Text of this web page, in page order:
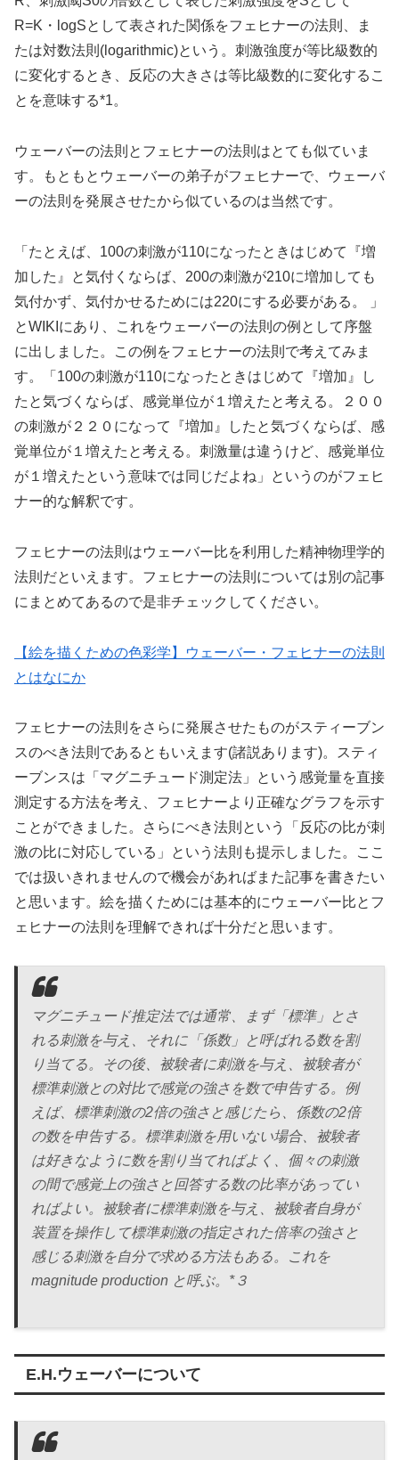
R=K・logSとして表された関係をフェヒナーの法則、ま
たは対数法則(logarithmic)という。刺激強度が等比級数的
に変化するとき、反応の大きさは等比級数的に変化するこ
とを意味する*1。
ウェーバーの法則とフェヒナーの法則はとても似ていま
す。もともとウェーバーの弟子がフェヒナーで、ウェーバ
ーの法則を発展させたから似ているのは当然です。
「たとえば、100の刺激が110になったときはじめて『増
加した』と気付くならば、200の刺激が210に増加しても
気付かず、気付かせるためには220にする必要がある。 」
とWIKIにあり、これをウェーバーの法則の例として序盤
に出しました。この例をフェヒナーの法則で考えてみま
す。「100の刺激が110になったときはじめて『増加』し
たと気づくならば、感覚単位が１増えたと考える。２００
の刺激が２２０になって『増加』したと気づくならば、感
覚単位が１増えたと考える。刺激量は違うけど、感覚単位
が１増えたという意味では同じだよね」というのがフェヒ
ナー的な解釈です。
フェヒナーの法則はウェーバー比を利用した精神物理学的
法則だといえます。フェヒナーの法則については別の記事
にまとめてあるので是非チェックしてください。
【絵を描くための色彩学】ウェーバー・フェヒナーの法則
とはなにか
フェヒナーの法則をさらに発展させたものがスティーブン
スのべき法則であるともいえます(諸説あります)。スティ
ーブンスは「マグニチュード測定法」という感覚量を直接
測定する方法を考え、フェヒナーより正確なグラフを示す
ことができました。さらにべき法則という「反応の比が刺
激の比に対応している」という法則も提示しました。ここ
では扱いきれませんので機会があればまた記事を書きたい
と思います。絵を描くためには基本的にウェーバー比とフ
ェヒナーの法則を理解できれば十分だと思います。
マグニチュード推定法では通常、まず「標準」とさ
れる刺激を与え、それに「係数」と呼ばれる数を割
り当てる。その後、被験者に刺激を与え、被験者が
標準刺激との対比で感覚の強さを数で申告する。例
えば、標準刺激の2倍の強さと感じたら、係数の2倍
の数を申告する。標準刺激を用いない場合、被験者
は好きなように数を割り当てればよく、個々の刺激
の間で感覚上の強さと回答する数の比率があってい
ればよい。被験者に標準刺激を与え、被験者自身が
装置を操作して標準刺激の指定された倍率の強さと
感じる刺激を自分で求める方法もある。これを
magnitude production と呼ぶ。*３
E.H.ウェーバーについて